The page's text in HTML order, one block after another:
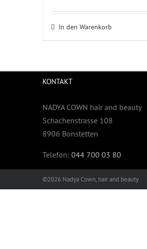
In den Warenkorb
KONTAKT
NADYA COWN hair and beauty
Schachenstrasse 108
8906 Bonstetten
Telefon: 044 700 03 80
©2026 Nadya Cown, hair and beauty